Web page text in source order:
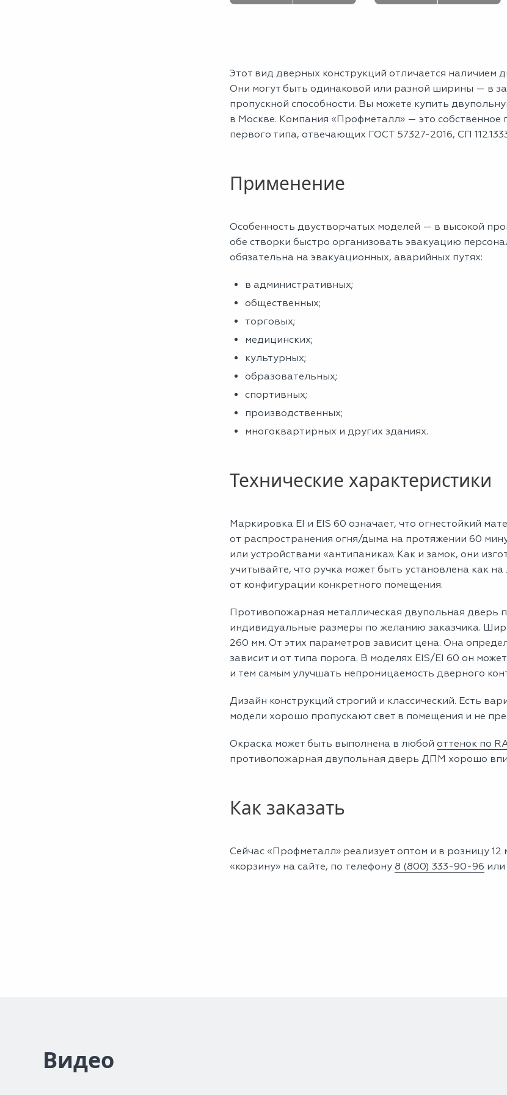
Этот вид дверных конструкций отличается наличием
Они могут быть одинаковой или разной ширины — в
пропускной способности. Вы можете купить
в Москве. Компания «Профметалл» — это
первого типа, отвечающих ГОСТ 57327-2016, СП
Применение
Особенность двустворчатых моделей — в высокой
обе створки быстро организовать эвакуацию
обязательна на эвакуационных, аварийных путях:
в административных;
общественных;
торговых;
медицинских;
культурных;
образовательных;
спортивных;
производственных;
многоквартирных и других зданиях.
Технические характеристики
Маркировка EI и EIS 60 означает, что огнестойкий
от распространения огня/дыма на протяжении 60
или устройствами «антипаника». Как и замок, они
учитывайте, что ручка может быть установлена как
от конфигурации конкретного помещения.
Противопожарная металлическая двупольная дверь
индивидуальные размеры по желанию заказчика.
260 мм. От этих параметров зависит цена. Она
зависит и от типа порога. В моделях EIS/EI 60 он
и тем самым улучшать непроницаемость дверного
Дизайн конструкций строгий и классический. Есть
модели хорошо пропускают свет в помещения и не
Окраска может быть выполнена в любойоттенок по
противопожарная двупольная дверь ДПМ хорошо
Как заказать
Сейчас «Профметалл» реализует оптом и в розницу
«корзину» на сайте, по телефону8 (800) 333-90-96 или
Видео